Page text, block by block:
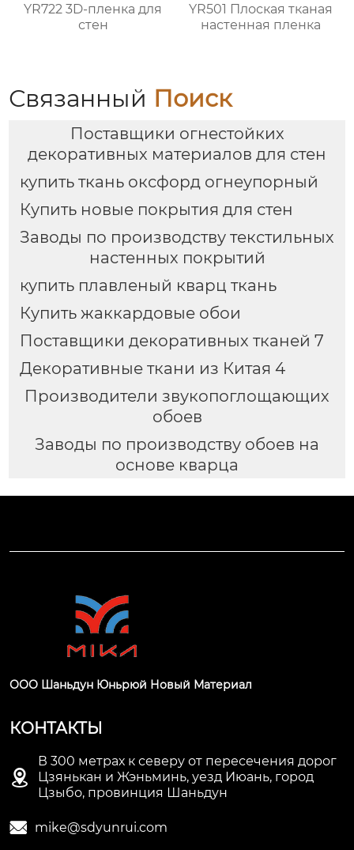
YR722 3D-пленка для
стен
YR501 Плоская тканая
настенная пленка
Связанный Поиск
Поставщики огнестойких
декоративных материалов для стен
купить ткань оксфорд огнеупорный
Купить новые покрытия для стен
Заводы по производству текстильных
настенных покрытий
купить плавленый кварц ткань
Купить жаккардовые обои
Поставщики декоративных тканей 7
Декоративные ткани из Китая 4
Производители звукопоглощающих
обоев
Заводы по производству обоев на
основе кварца
ООО Шаньдун Юньрюй Новый Материал
КОНТАКТЫ

В 300 метрах к северу от пересечения дорог
Цзянькан и Жэньминь, уезд Июань, город
Цзыбо, провинция Шаньдун
 mike@sdyunrui.com